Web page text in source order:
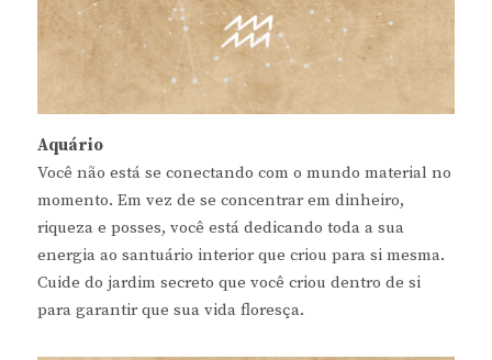
Aquário
Você não está se conectando com o mundo material no
momento. Em vez de se concentrar em dinheiro,
riqueza e posses, você está dedicando toda a sua
energia ao santuário interior que criou para si mesma.
Cuide do jardim secreto que você criou dentro de si
para garantir que sua vida floresça.